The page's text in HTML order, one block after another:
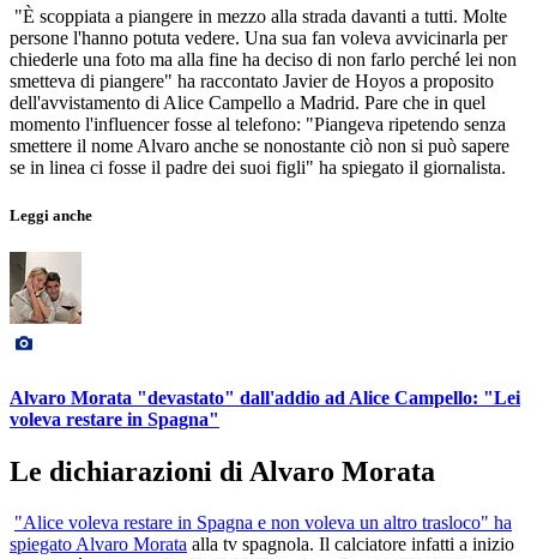
"È scoppiata a piangere in mezzo alla strada davanti a tutti. Molte
persone l'hanno potuta vedere. Una sua fan voleva avvicinarla per
chiederle una foto ma alla fine ha deciso di non farlo perché lei non
smetteva di piangere" ha raccontato Javier de Hoyos a proposito
dell'avvistamento di Alice Campello a Madrid. Pare che in quel
momento l'influencer fosse al telefono: "Piangeva ripetendo senza
smettere il nome Alvaro anche se nonostante ciò non si può sapere
se in linea ci fosse il padre dei suoi figli" ha spiegato il giornalista.
Leggi anche
Alvaro Morata "devastato" dall'addio ad Alice Campello: "Lei
voleva restare in Spagna"
Le dichiarazioni di Alvaro Morata
"Alice voleva restare in Spagna e non voleva un altro trasloco" ha
spiegato Alvaro Morata alla tv spagnola. Il calciatore infatti a inizio